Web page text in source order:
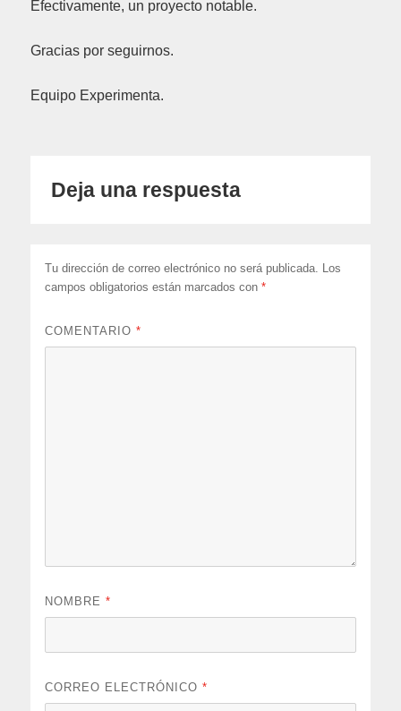
Efectivamente, un proyecto notable.
Gracias por seguirnos.
Equipo Experimenta.
Deja una respuesta
Tu dirección de correo electrónico no será publicada.
Los
campos obligatorios están marcados con*
COMENTARIO*
NOMBRE*
CORREO ELECTRÓNICO*